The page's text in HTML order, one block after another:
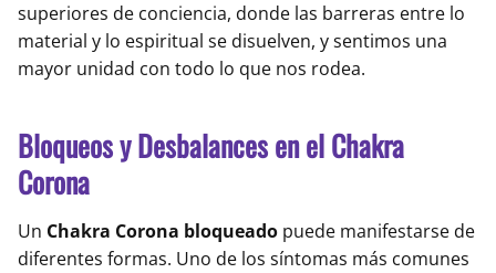
superiores de conciencia, donde las barreras entre lo
material y lo espiritual se disuelven, y sentimos una
mayor unidad con todo lo que nos rodea.
Bloqueos y Desbalances en el Chakra
Corona
Un Chakra Corona bloqueado puede manifestarse de
diferentes formas. Uno de los síntomas más comunes